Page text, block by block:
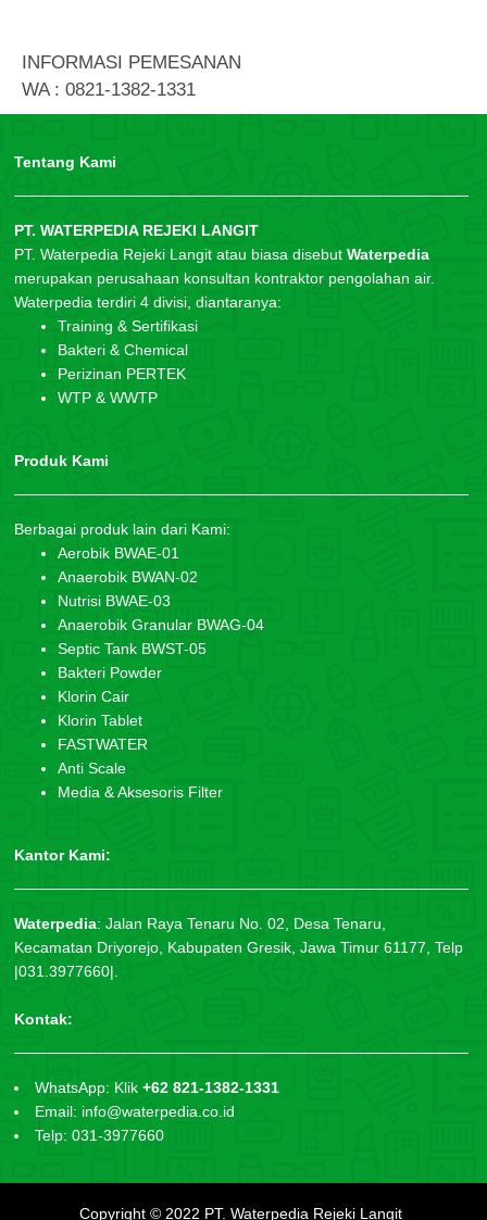
INFORMASI PEMESANAN
WA : 0821-1382-1331
Tentang Kami
PT. WATERPEDIA REJEKI LANGIT
PT. Waterpedia Rejeki Langit atau biasa disebut Waterpedia
merupakan perusahaan konsultan kontraktor pengolahan air.
Waterpedia terdiri 4 divisi, diantaranya:
Training & Sertifikasi
Bakteri & Chemical
Perizinan PERTEK
WTP & WWTP
Produk Kami
Berbagai produk lain dari Kami:
Aerobik BWAE-01
Anaerobik BWAN-02
Nutrisi BWAE-03
Anaerobik Granular BWAG-04
Septic Tank BWST-05
Bakteri Powder
Klorin Cair
Klorin Tablet
FASTWATER
Anti Scale
Media & Aksesoris Filter
Kantor Kami:
Waterpedia: Jalan Raya Tenaru No. 02, Desa Tenaru,
Kecamatan Driyorejo, Kabupaten Gresik, Jawa Timur 61177, Telp
|031.3977660|.
Kontak:
WhatsApp: Klik +62 821-1382-1331
Email: info@waterpedia.co.id
Telp: 031-3977660
Copyright © 2022 PT. Waterpedia Rejeki Langit